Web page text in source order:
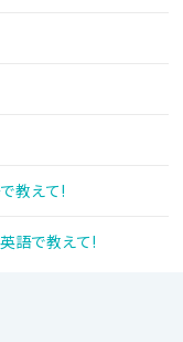
教えて!
語で教えて!